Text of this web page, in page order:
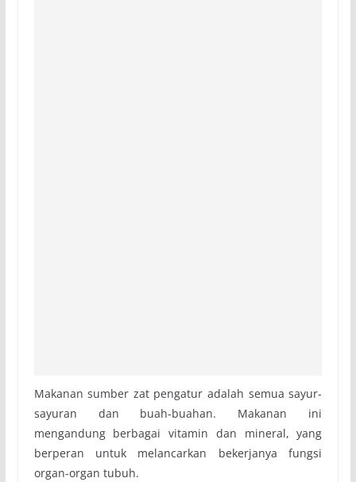
Makanan sumber zat pengatur adalah semua sayur-
sayuran dan buah-buahan. Makanan ini
mengandung berbagai vitamin dan mineral, yang
berperan untuk melancarkan bekerjanya fungsi
organ-organ tubuh.